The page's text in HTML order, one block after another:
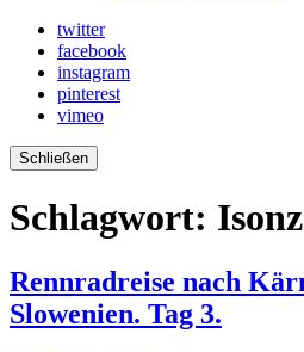
twitter
facebook
instagram
pinterest
vimeo
Schließen
Schlagwort:
Rennradreise nach
Slowenien. Tag 3.